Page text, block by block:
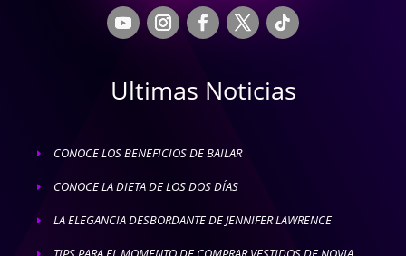
Ultimas Noticias
E CONOCE LOS BENEFICIOS DE BAILAR
E CONOCE LA DIETA DE LOS DOS DÍAS
E LA ELEGANCIA DESBORDANTE DE JENNIFER LAWRENCE